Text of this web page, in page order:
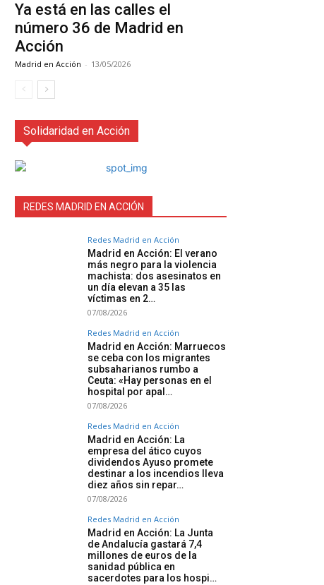
Ya está en las calles el
número 36 de Madrid en
Acción
Madrid en Acción - 13/05/2026
Solidaridad en Acción
REDES MADRID EN ACCIÓN
Redes Madrid en Acción
Madrid en Acción: El verano
más negro para la violencia
machista: dos asesinatos en
un día elevan a 35 las
víctimas en 2…
07/08/2026
Redes Madrid en Acción
Madrid en Acción: Marruecos
se ceba con los migrantes
subsaharianos rumbo a
Ceuta: «Hay personas en el
hospital por apal…
07/08/2026
Redes Madrid en Acción
Madrid en Acción: La
empresa del ático cuyos
dividendos Ayuso promete
destinar a los incendios lleva
diez años sin repar…
07/08/2026
Redes Madrid en Acción
Madrid en Acción: La Junta
de Andalucía gastará 7,4
millones de euros de la
sanidad pública en
sacerdotes para los hospi…